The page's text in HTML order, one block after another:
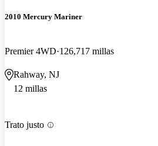
2010 Mercury Mariner
Premier 4WD 126,717 millas
Rahway, NJ
12 millas
Trato justo